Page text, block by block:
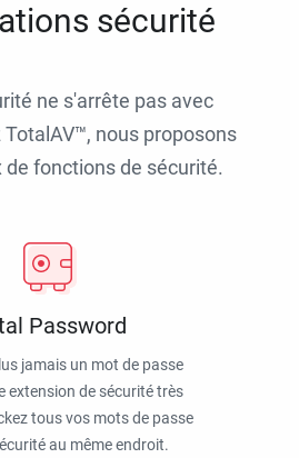
sécurité
ne s'arrête pas avec
TotalAV™, nous proposons
de fonctions de sécurité.
Password
jamais un mot de passe
extension de sécurité très
tous vos mots de passe
au même endroit.